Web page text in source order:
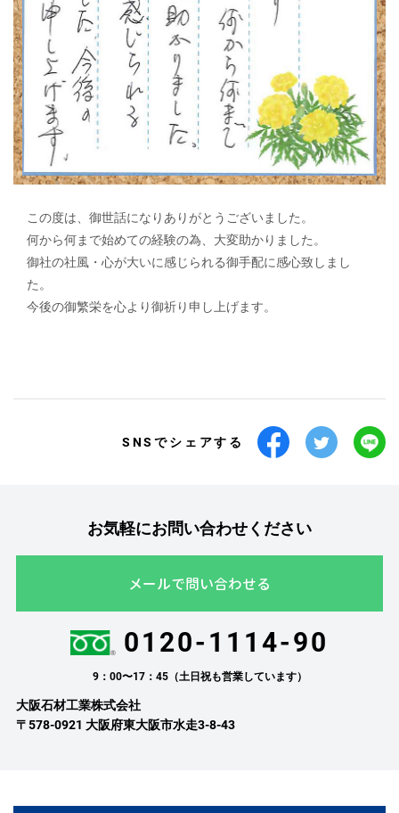
この度は、御世話になりありがとうございました。
何から何まで始めての経験の為、大変助かりました。
御社の社風・心が大いに感じられる御手配に感心致しまし
た。
今後の御繁栄を心より御祈り申し上げます。
SNSでシェアする
お気軽にお問い合わせください
メールで問い合わせる
0120-1114-90
9：00〜17：45（土日祝も営業しています）
大阪石材工業株式会社
〒578-0921 大阪府東大阪市水走3-8-43